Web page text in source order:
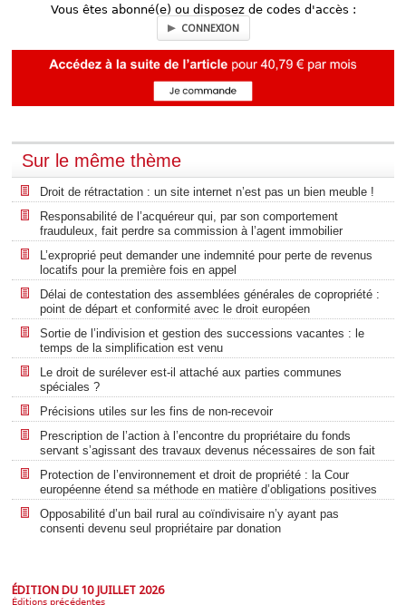
Vous êtes abonné(e) ou disposez de codes d'accès :
CONNEXION
Sur le même thème
Droit de rétractation : un site internet n’est pas un bien meuble !
Responsabilité de l’acquéreur qui, par son comportement
frauduleux, fait perdre sa commission à l’agent immobilier
L’exproprié peut demander une indemnité pour perte de revenus
locatifs pour la première fois en appel
Délai de contestation des assemblées générales de copropriété :
point de départ et conformité avec le droit européen
Sortie de l’indivision et gestion des successions vacantes : le
temps de la simplification est venu
Le droit de surélever est-il attaché aux parties communes
spéciales ?
Précisions utiles sur les fins de non-recevoir
Prescription de l’action à l’encontre du propriétaire du fonds
servant s’agissant des travaux devenus nécessaires de son fait
Protection de l’environnement et droit de propriété : la Cour
européenne étend sa méthode en matière d’obligations positives
Opposabilité d’un bail rural au coïndivisaire n’y ayant pas
consenti devenu seul propriétaire par donation
ÉDITION DU 10 JUILLET 2026
Éditions précédentes